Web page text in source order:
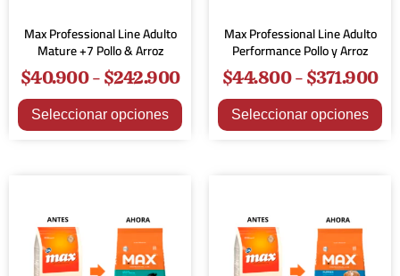
Max Professional Line Adulto
Mature +7 Pollo & Arroz
$40.900-$242.900
Seleccionar opciones
Max Professional Line Adulto
Performance Pollo y Arroz
$44.800-$371.900
Seleccionar opciones